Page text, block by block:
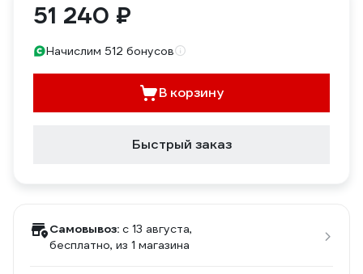
51 240 ₽
Начислим 512 бонусов
В корзину
Быстрый заказ
Самовывоз: c 13 августа,
бесплатно, из 1 магазина